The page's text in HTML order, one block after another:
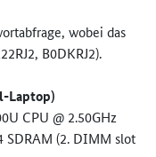
wobei das
B0DKRJ2).
Laptop)
CPU @ 2.50GHz
SDRAM (2. DIMM slot